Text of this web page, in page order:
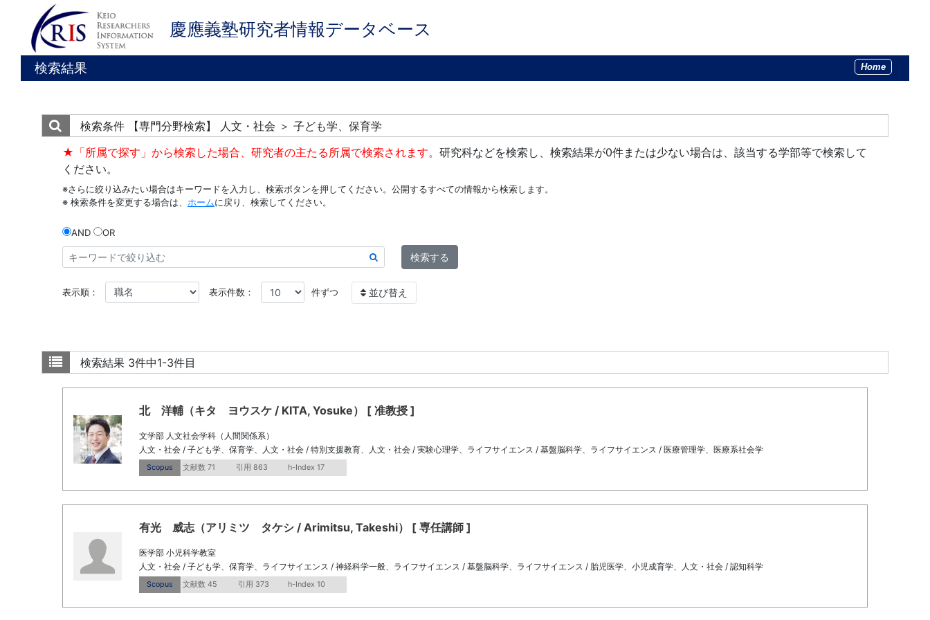
慶應義塾研究者情報データベース
検索結果 Home
検索条件
【専門分野検索】 人文・社会 ＞ 子ども学、保育学
★「所属で探す」から検索した場合、研究者の主たる所属で検索されます。 研究科などを検索し、検索結果が0件または少ない場合は、該当する学部等で検索して
ください。
※さらに絞り込みたい場合はキーワードを入力し、検索ボタンを押してください。公開するすべての情報から検索します。
※ 検索条件を変更する場合は、 ホームに戻り、検索してください。
AND OR
検索する
表示順： 表示件数： 件ずつ 並び替え
検索結果 3件中1-3件目
北 洋輔（キタ ヨウスケ / KITA, Yosuke） [ 准教授 ]
文学部 人文社会学科（人間関係系）
人文・社会 / 子ども学、保育学、人文・社会 / 特別支援教育、人文・社会 / 実験心理学、ライフサイエンス / 基盤脳科学、ライフサイエンス / 医療管理学、医療系社会学
Scopus 文献数 71 引用 863 h-Index 17
有光 威志（アリミツ タケシ / Arimitsu, Takeshi） [ 専任講師 ]
医学部 小児科学教室
人文・社会 / 子ども学、保育学、ライフサイエンス / 神経科学一般、ライフサイエンス / 基盤脳科学、ライフサイエンス / 胎児医学、小児成育学、人文・社会 / 認知科学
Scopus 文献数 45 引用 373 h-Index 10